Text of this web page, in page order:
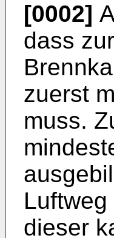
[0002]
dass
zuerst
muss.
dieser